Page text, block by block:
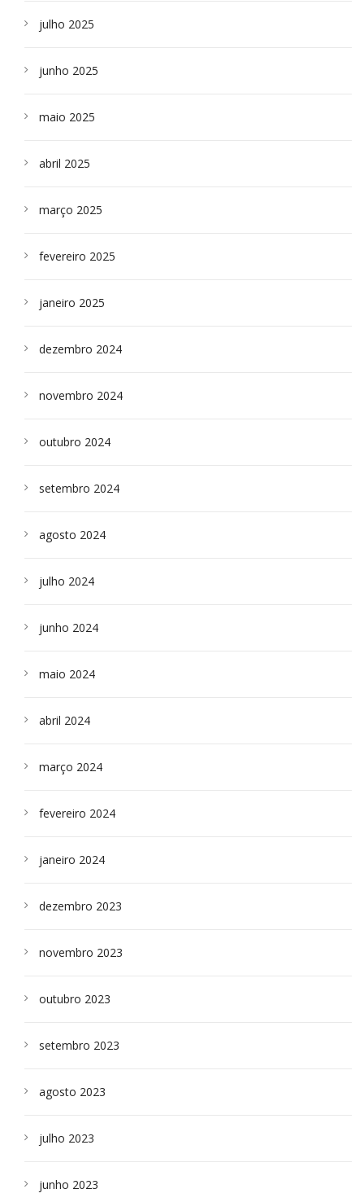
julho 2025
junho 2025
maio 2025
abril 2025
março 2025
fevereiro 2025
janeiro 2025
dezembro 2024
novembro 2024
outubro 2024
setembro 2024
agosto 2024
julho 2024
junho 2024
maio 2024
abril 2024
março 2024
fevereiro 2024
janeiro 2024
dezembro 2023
novembro 2023
outubro 2023
setembro 2023
agosto 2023
julho 2023
junho 2023